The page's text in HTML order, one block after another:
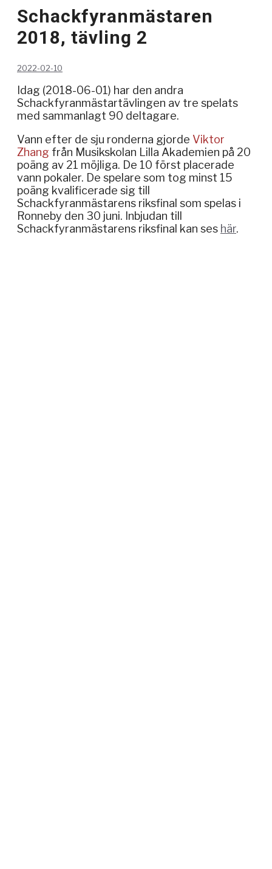
Schackfyranmästaren
2018, tävling 2
2022-02-10
Idag (2018-06-01) har den andra
Schackfyranmästartävlingen av tre spelats
med sammanlagt 90 deltagare.
Vann efter de sju ronderna gjorde Viktor
Zhang från Musikskolan Lilla Akademien på 20
poäng av 21 möjliga. De 10 först placerade
vann pokaler. De spelare som tog minst 15
poäng kvalificerade sig till
Schackfyranmästarens riksfinal som spelas i
Ronneby den 30 juni. Inbjudan till
Schackfyranmästarens riksfinal kan ses här.